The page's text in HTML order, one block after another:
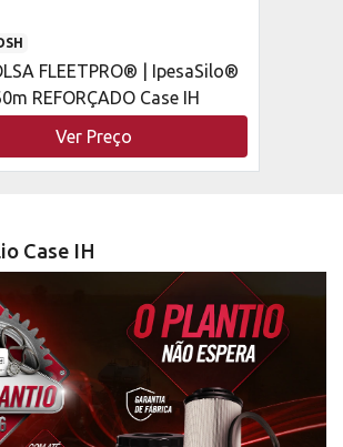
FLEETPRO® | IpesaSilo®
REFORÇADO Case IH
Ver Preço
Case IH